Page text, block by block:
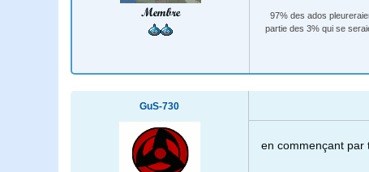
Membre
97% des ados
partie des 3% qui se
GuS-730
en commençant par